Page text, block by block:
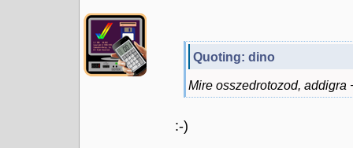
Quoting: dino
Mire osszedrotozod, addigra
:-)